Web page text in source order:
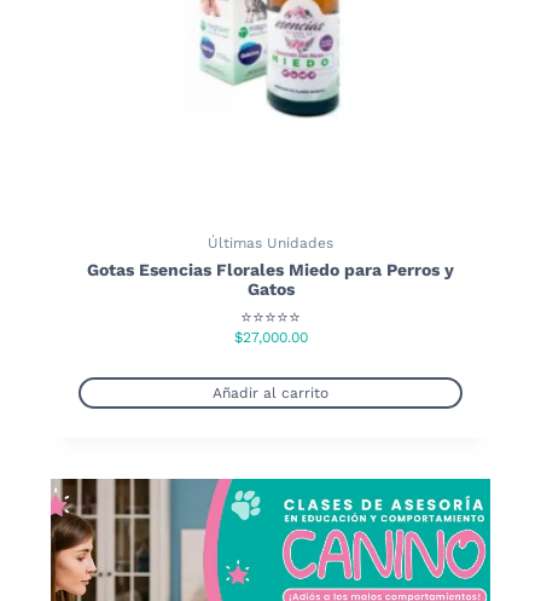
Últimas Unidades
Gotas Esencias Florales Miedo para Perros y
Gatos
⭐⭐⭐⭐⭐
$27,000.00
Añadir al carrito